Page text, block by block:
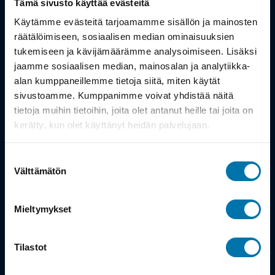
Tämä sivusto käyttää evästeitä
Käytämme evästeitä tarjoamamme sisällön ja mainosten
räätälöimiseen, sosiaalisen median ominaisuuksien
tukemiseen ja kävijämäärämme analysoimiseen. Lisäksi
jaamme sosiaalisen median, mainosalan ja analytiikka-
alan kumppaneillemme tietoja siitä, miten käytät
sivustoamme. Kumppanimme voivat yhdistää näitä
tietoja muihin tietoihin, joita olet antanut heille tai joita on
kerätty, kun olet käyttänyt heidän palvelujaan.
valinta
Välttämätön
Mieltymykset
Tilastot
Työsuhdepyörä
Info
Toimitus
Takuu ja palautukset
Maksutavat